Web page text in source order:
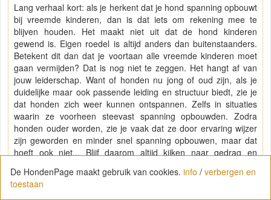
Lang verhaal kort: als je herkent dat je hond spanning opbouwt
bij vreemde kinderen, dan is dat iets om rekening mee te
blijven houden. Het maakt niet uit dat de hond kinderen
gewend is. Eigen roedel is altijd anders dan buitenstaanders.
Betekent dit dan dat je voortaan alle vreemde kinderen moet
gaan vermijden? Dat is nog niet te zeggen. Het hangt af van
jouw leiderschap. Want of honden nu jong of oud zijn, als je
duidelijke maar ook passende leiding en structuur biedt, zie je
dat honden zich weer kunnen ontspannen. Zelfs in situaties
waarin ze voorheen steevast spanning opbouwden. Zodra
honden ouder worden, zie je vaak dat ze door ervaring wijzer
zijn geworden en minder snel spanning opbouwen, maar dat
hoeft ook niet... Blijf daarom altijd kijken naar gedrag en
"ongewenst" is.
De HondenPage maakt gebruik van cookies. info / verbergen en
toestaan